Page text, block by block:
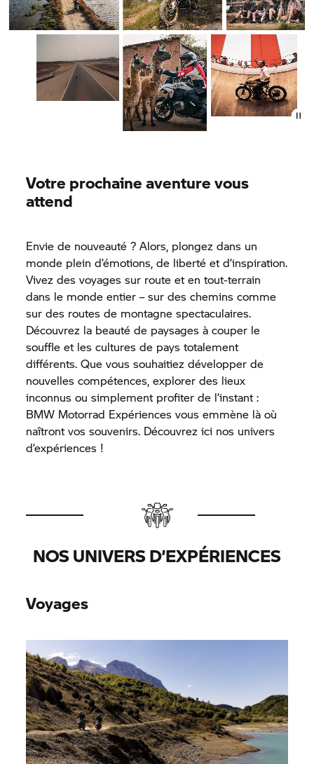
Votre prochaine aventure vous
attend
Envie de nouveauté ? Alors, plongez dans un
monde plein d’émotions, de liberté et d’inspiration.
Vivez des voyages sur route et en tout-terrain
dans le monde entier – sur des chemins comme
sur des routes de montagne spectaculaires.
Découvrez la beauté de paysages à couper le
souffle et les cultures de pays totalement
différents. Que vous souhaitiez développer de
nouvelles compétences, explorer des lieux
inconnus ou simplement profiter de l’instant :
BMW Motorrad Expériences vous emmène là où
naîtront vos souvenirs. Découvrez ici nos univers
d’expériences !
NOS UNIVERS D’EXPÉRIENCES
Voyages